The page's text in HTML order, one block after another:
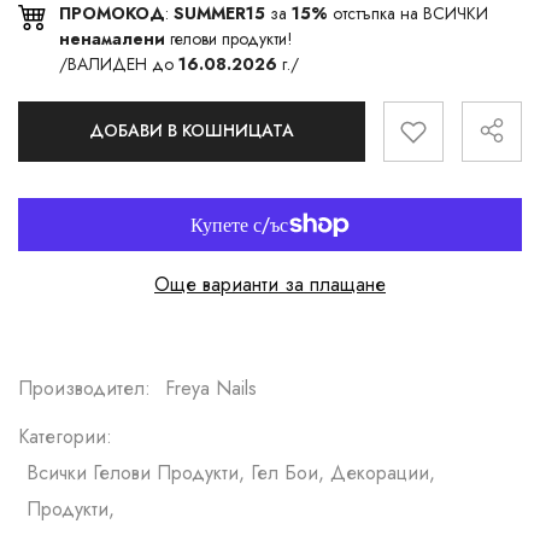
ПРОМОКОД: SUMMER15 за 15% отстъпка на ВСИЧКИ
ненамалени гелови продукти!
/ВАЛИДЕН до 16.08.2026 г./
ДОБАВИ В КОШНИЦАТА
Още варианти за плащане
Производител:
Freya Nails
Категории:
Всички Гелови Продукти, Гел Бои, Декорации,
Продукти,